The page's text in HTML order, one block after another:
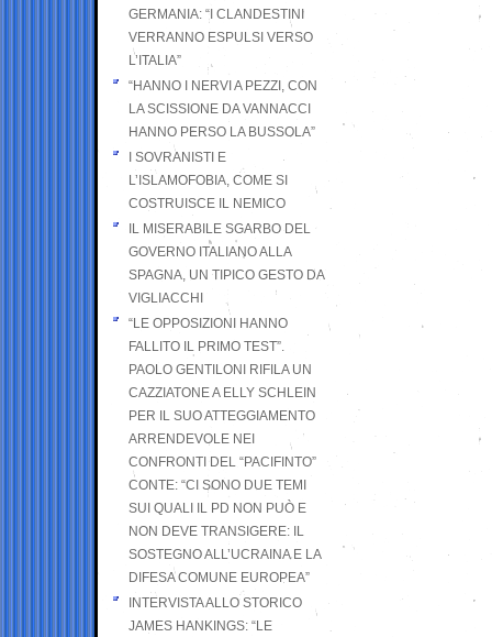
GERMANIA: “I CLANDESTINI
VERRANNO ESPULSI VERSO
L’ITALIA”
“HANNO I NERVI A PEZZI, CON
LA SCISSIONE DA VANNACCI
HANNO PERSO LA BUSSOLA”
I SOVRANISTI E
L’ISLAMOFOBIA, COME SI
COSTRUISCE IL NEMICO
IL MISERABILE SGARBO DEL
GOVERNO ITALIANO ALLA
SPAGNA, UN TIPICO GESTO DA
VIGLIACCHI
“LE OPPOSIZIONI HANNO
FALLITO IL PRIMO TEST”.
PAOLO GENTILONI RIFILA UN
CAZZIATONE A ELLY SCHLEIN
PER IL SUO ATTEGGIAMENTO
ARRENDEVOLE NEI
CONFRONTI DEL “PACIFINTO”
CONTE: “CI SONO DUE TEMI
SUI QUALI IL PD NON PUÒ E
NON DEVE TRANSIGERE: IL
SOSTEGNO ALL’UCRAINA E LA
DIFESA COMUNE EUROPEA”
INTERVISTA ALLO STORICO
JAMES HANKINGS: “LE